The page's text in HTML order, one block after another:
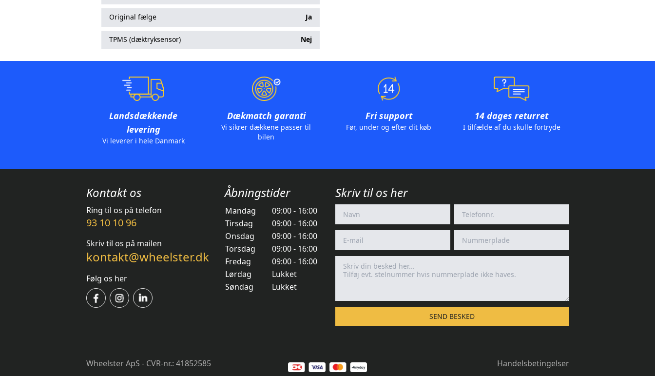
Original fælge Ja
TPMS (dæktryksensor) Nej
Landsdækkende
levering
Vi leverer i hele Danmark
Dækmatch garanti
Vi sikrer dækkene passer til
bilen
Fri support
Før, under og efter dit køb
14 dages returret
I tilfælde af du skulle fortryde
Kontakt os
Ring til os på telefon
93 10 10 96
Skriv til os på mailen
kontakt@wheelster.dk
Følg os her
Åbningstider
Mandag
09:00 - 16:00
Tirsdag
09:00 - 16:00
Onsdag
09:00 - 16:00
Torsdag
09:00 - 16:00
Fredag
09:00 - 16:00
Lørdag
Lukket
Søndag
Lukket
Skriv til os her
SEND BESKED
Wheelster ApS - CVR-nr.: 41852585 Handelsbetingelser